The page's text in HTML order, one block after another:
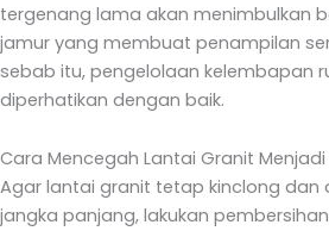
tergenang lama akan menimbulkan
jamur yang membuat penampilan
sebab itu, pengelolaan kelembapan
diperhatikan dengan baik.
Cara Mencegah Lantai Granit Menjadi
Agar lantai granit tetap kinclong dan
jangka panjang, lakukan